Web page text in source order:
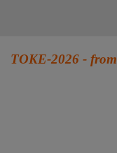
TOKE-2026 -